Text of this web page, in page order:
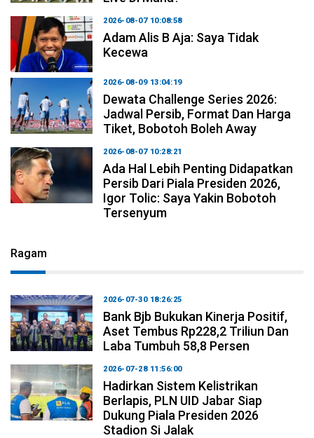
2026-08-07 10:08:58
Adam Alis B Aja: Saya Tidak
Kecewa
2026-08-09 13:04:19
Dewata Challenge Series 2026:
Jadwal Persib, Format Dan Harga
Tiket, Bobotoh Boleh Away
2026-08-07 10:28:21
Ada Hal Lebih Penting Didapatkan
Persib Dari Piala Presiden 2026,
Igor Tolic: Saya Yakin Bobotoh
Tersenyum
Ragam
2026-07-30 18:26:25
Bank Bjb Bukukan Kinerja Positif,
Aset Tembus Rp228,2 Triliun Dan
Laba Tumbuh 58,8 Persen
2026-07-28 11:56:00
Hadirkan Sistem Kelistrikan
Berlapis, PLN UID Jabar Siap
Dukung Piala Presiden 2026
Stadion Si Jalak